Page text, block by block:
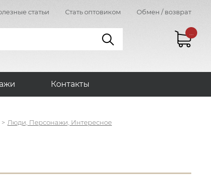
статьи Стать оптовиком Обмен / возврат
...
Контакты
Люди, Персонажи, Интересное